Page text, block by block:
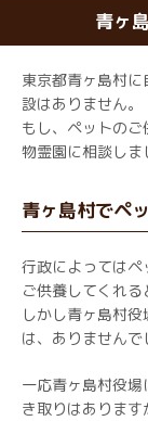
青ヶ
東京都青ヶ島村
設はありません。
もし、ペットの
物霊園に相談しま
青ヶ島村でペ
行政によっては
ご供養してくれる
しかし青ヶ島村
は、ありませんで
一応青ヶ島村役
き取りはあります